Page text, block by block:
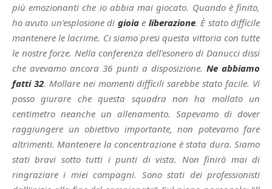
più emozionanti che io abbia mai giocato. Quando è finito,
ho avuto un'esplosione di gioiae liberazione. È stato difficile
mantenere le lacrime. Ci siamo presi questa vittoria con tutte
le nostre forze. Nella conferenza dell'esonero di Danucci dissi
che avevamo ancora 36 punti a disposizione. Ne abbiamo
fatti 32. Mollare nei momenti difficili sarebbe stato facile. Vi
posso giurare che questa squadra non ha mollato un
centimetro neanche un allenamento. Sapevamo di dover
raggiungere un obiettivo importante, non potevamo fare
altrimenti. Mantenere la concentrazione è stata dura. Siamo
stati bravi sotto tutti i punti di vista. Non finirò mai di
ringraziare i miei compagni. Sono stati dei professionisti